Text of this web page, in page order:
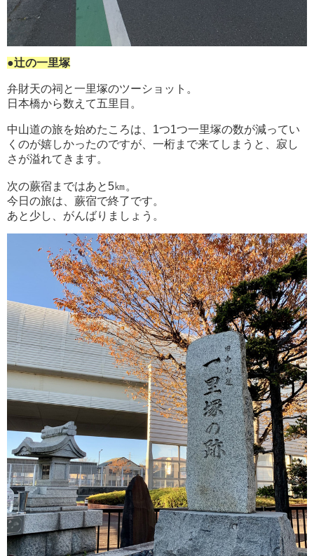
●辻の一里塚
弁財天の祠と一里塚のツーショット。
日本橋から数えて五里目。
中山道の旅を始めたころは、1つ1つ一里塚の数が減ってい
くのが嬉しかったのですが、一桁まで来てしまうと、寂し
さが溢れてきます。
次の蕨宿まではあと5㎞。
今日の旅は、蕨宿で終了です。
あと少し、がんばりましょう。